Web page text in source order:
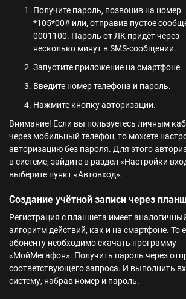
Получите пароль, позвонив на номер
*105*00# или, отправив пустое
0001100. Пароль от ЛК придёт через
несколько минут в SMS-сообщении.
Запустите приложение на смартфоне.
Введите номер телефона и пароль.
Нажмите кнопку авторизации.
Внимание! Если вы пользуетесь личным
через мобильный телефон, то можете
авторизацию без пароля. Для этого
в системе, зайдите в раздел «Настройки
выберите пункт «Автовход».
Создание учётной записи через
Регистрация с планшета имеет
алгоритм действий, как и на смартфоне. То
абоненту необходимо скачать программу
«МойМегафон». Получить пароль через
соответствующего запроса. И выполнить
систему, набрав номер и пароль.